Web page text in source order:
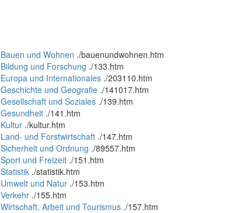
Bauen und Wohnen ./bauenundwohnen.htm
Bildung und Forschung ./133.htm
Europa und Internationales ./203110.htm
Geschichte und Geografie ./141017.htm
Gesellschaft und Soziales ./139.htm
Gesundheit ./141.htm
Kultur ./kultur.htm
Land- und Forstwirtschaft ./147.htm
Sicherheit und Ordnung ./89557.htm
Sport und Freizeit ./151.htm
Statistik ./statistik.htm
Umwelt und Natur ./153.htm
Verkehr ./155.htm
Wirtschaft, Arbeit und Tourismus ./157.htm